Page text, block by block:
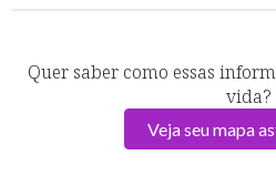
Quer saber como essas
vida?
Veja seu mapa